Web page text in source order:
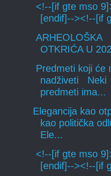
<!--[if gte mso
[endif]--><!--[if
ARHEOLOŠKA
OTKRIĆA U
Predmeti koji će
nadživeti Neki
predmeti ima...
Elegancija kao
kao politička
Ele...
<!--[if gte mso
[endif]--><!--[if